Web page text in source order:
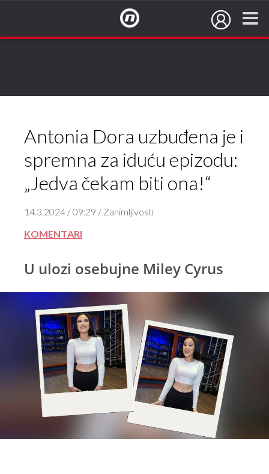
Antonia Dora uzbuđena je i
spremna za iduću epizodu:
„Jedva čekam biti ona!“
14.3.2024 / 09:29 / Zanimljivosti
KOMENTARI
U ulozi osebujne Miley Cyrus